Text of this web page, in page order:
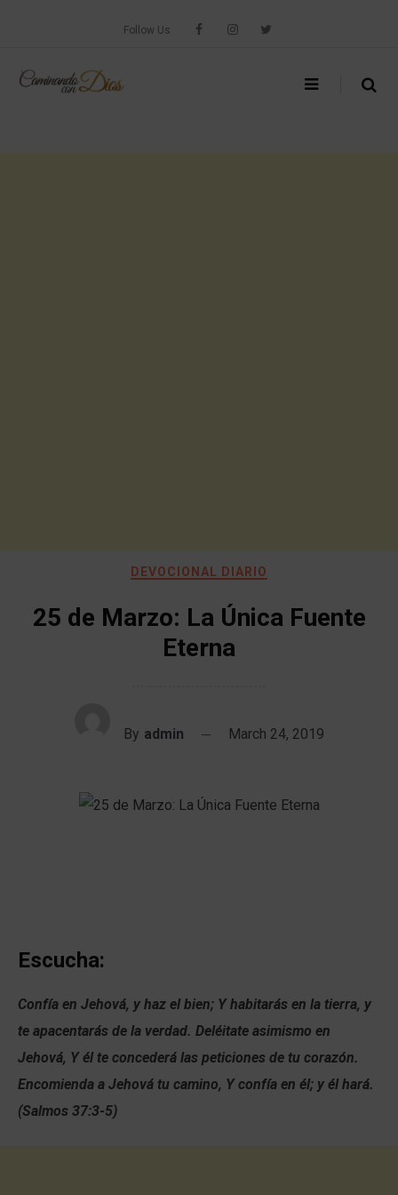
Follow Us
DEVOCIONAL DIARIO
25 de Marzo: La Única Fuente
Eterna
By admin March 24, 2019
Escucha:
Confía en Jehová, y haz el bien; Y habitarás en la tierra, y
te apacentarás de la verdad. Deléitate asimismo en
Jehová, Y él te concederá las peticiones de tu corazón.
Encomienda a Jehová tu camino, Y confía en él; y él hará.
(Salmos 37:3-5)